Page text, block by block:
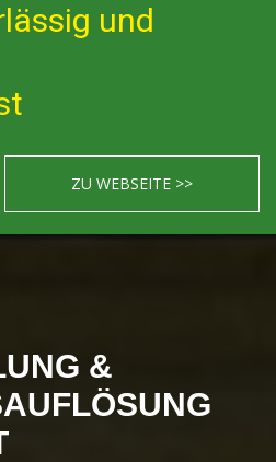
und
ZU WEBSEITE >>
&